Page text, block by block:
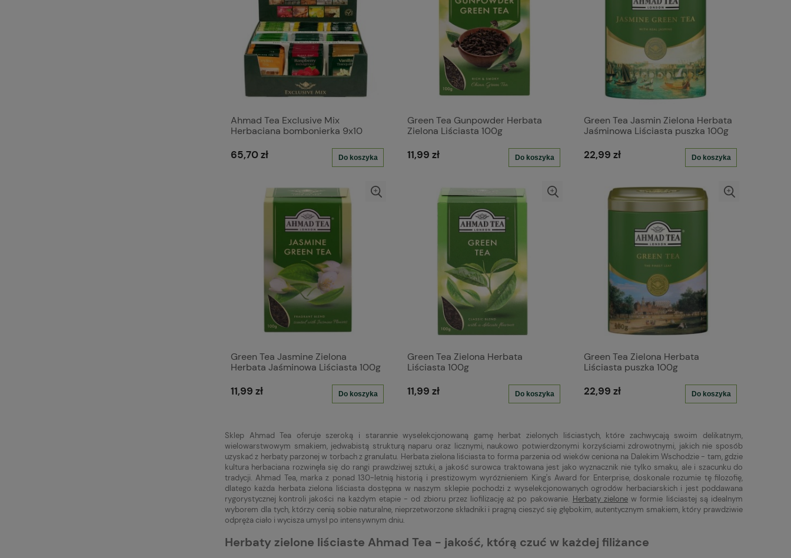
Ahmad Tea Exclusive Mix
Herbaciana bombonierka 9x10
65,70 zł Do koszyka
Green Tea Gunpowder Herbata
Zielona Liściasta 100g
11,99 zł Do koszyka
Green Tea Jasmin Zielona Herbata
Jaśminowa Liściasta puszka 100g
22,99 zł Do koszyka
Green Tea Jasmine Zielona
Herbata Jaśminowa Liściasta 100g
11,99 zł Do koszyka
Green Tea Zielona Herbata
Liściasta 100g
11,99 zł Do koszyka
Green Tea Zielona Herbata
Liściasta puszka 100g
22,99 zł Do koszyka
Sklep Ahmad Tea oferuje szeroką i starannie wyselekcjonowaną gamę herbat zielonych liściastych, które zachwycają swoim delikatnym,
wielowarstwowym smakiem, jedwabistą strukturą naparu oraz licznymi, naukowo potwierdzonymi korzyściami zdrowotnymi, jakich nie sposób
uzyskać z herbaty parzonej w torbach z granulatu. Herbata zielona liściasta to forma parzenia od wieków ceniona na Dalekim Wschodzie - tam, gdzie
kultura herbaciana rozwinęła się do rangi prawdziwej sztuki, a jakość surowca traktowana jest jako wyznacznik nie tylko smaku, ale i szacunku do
tradycji. Ahmad Tea, marka z ponad 130-letnią historią i prestiżowym wyróżnieniem King's Award for Enterprise, doskonale rozumie tę filozofię,
dlatego każda herbata zielona liściasta dostępna w naszym sklepie pochodzi z wyselekcjonowanych ogrodów herbaciarskich i jest poddawana
rygorystycznej kontroli jakości na każdym etapie - od zbioru przez liofilizację aż po pakowanie. Herbaty zielone w formie liściastej są idealnym
wyborem dla tych, którzy cenią sobie naturalne, nieprzetworzone składniki i pragną cieszyć się głębokim, autentycznym smakiem, który prawdziwie
odpręża ciało i wycisza umysł po intensywnym dniu.
Herbaty zielone liściaste Ahmad Tea - jakość, którą czuć w każdej filiżance